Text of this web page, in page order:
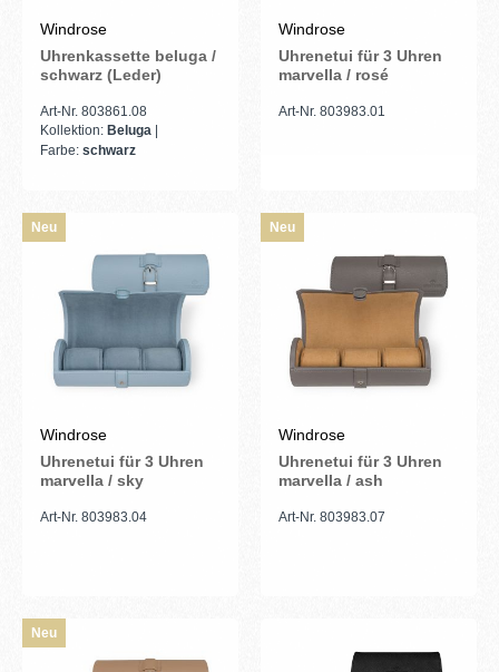
Windrose
Uhrenkassette beluga /
schwarz (Leder)
Art-Nr. 803861.08
Kollektion: Beluga
Farbe: schwarz
Windrose
Uhrenetui für 3 Uhren
marvella / rosé
Art-Nr. 803983.01
Neu
Windrose
Uhrenetui für 3 Uhren
marvella / sky
Art-Nr. 803983.04
Neu
Windrose
Uhrenetui für 3 Uhren
marvella / ash
Art-Nr. 803983.07
Neu